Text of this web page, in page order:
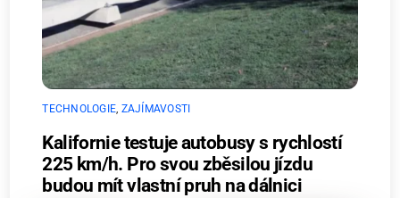
TECHNOLOGIE, ZAJÍMAVOSTI
Kalifornie testuje autobusy s rychlostí
225 km/h. Pro svou zběsilou jízdu
budou mít vlastní pruh na dálnici